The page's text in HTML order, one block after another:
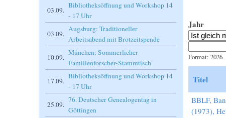
Jahr
Format: 2026
Titel
BBLF,
(1973),
03.09.
Bibliotheksöffnung und Workshop 14
- 17 Uhr
03.09.
Augsburg: Traditioneller
Arbeitsabend mit Brotzeitspende
10.09.
München: Sommerlicher
Familienforscher-Stammtisch
17.09.
Bibliotheksöffnung und Workshop 14
- 17 Uhr
25.09.
76. Deutscher Genealogentag in
Göttingen